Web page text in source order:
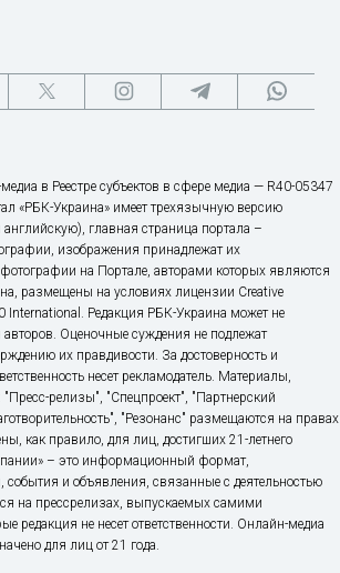
в Реестре субъектов в сфере медиа — R40-05347
«РБК-Украина» имеет трехязычную версию
главная страница портала –
изображения принадлежат их
на Портале, авторами которых являются
размещены на условиях лицензии Creative
Редакция РБК-Украина может не
авторов. Оценочные суждения не подлежат
их правдивости. За достоверность и
несет рекламодатель. Материалы,
релизы", "Спецпроект", "Партнерский
"Резонанс" размещаются на правах
как правило, для лиц, достигших 21-летнего
– это информационный формат,
и объявления, связанные с деятельностью
на прессрелизах, выпускаемых самими
редакция не несет ответственности. Онлайн-медиа
для лиц от 21 года.